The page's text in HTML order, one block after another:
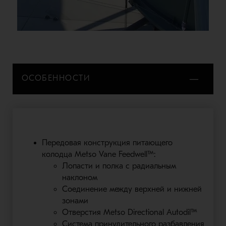
ОСОБЕННОСТИ
Передовая конструкция питающего
колодца Metso Vane Feedwell™:
Лопасти и полка с радиальным
наклоном
Соединение между верхней и нижней
зонами
Отверстия Metso Directional Autodil™
Система принудительного разбавления